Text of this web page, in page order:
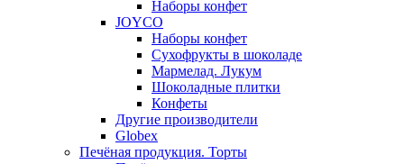
Наборы конфет
JOYCO
Наборы конфет
Сухофрукты в шоколаде
Мармелад. Лукум
Шоколадные плитки
Конфеты
Другие производители
Globex
Печёная продукция. Торты